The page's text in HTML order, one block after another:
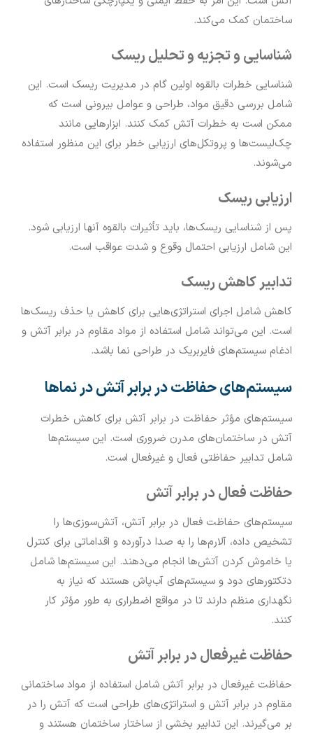
ساختمان کمک می‌کند.
شناسایی و تجزیه و تحلیل ریسک
شناسایی خطرات بالقوه اولین گام در مدیریت ریسک است. این
شامل بررسی دقیق مواد، طراحی و عوامل بیرونی است که
ممکن است به خطرات آتش کمک کنند. ابزارهایی مانند
چک‌لیست‌ها و پروتکل‌های ارزیابی خطر برای این منظور استفاده
می‌شوند.
ارزیابی ریسک
پس از شناسایی ریسک‌ها، باید تأثیرات بالقوه آنها ارزیابی شود.
این شامل ارزیابی احتمال وقوع و شدت عواقب است.
تدابیر کاهش ریسک
کاهش شامل اجرای استراتژی‌هایی برای کاهش یا حذف ریسک‌ها
است. این می‌تواند شامل استفاده از مواد مقاوم در برابر آتش و
ادغام سیستم‌های فایربریک در طراحی نما باشد.
سیستم‌های حفاظت در برابر آتش در نماها
سیستم‌های مؤثر حفاظت در برابر آتش برای کاهش خطرات
آتش در ساختمان‌های مدرن ضروری است. این سیستم‌ها
شامل تدابیر حفاظتی فعال و غیرفعال است.
حفاظت فعال در برابر آتش
سیستم‌های حفاظت فعال در برابر آتش، آتش‌سوزی‌ها را
تشخیص داده، آلارم‌ها را به صدا درآورده و اقداماتی برای کنترل
یا خاموش کردن آتش‌ها انجام می‌دهند. این سیستم‌ها شامل
دتکتورهای دود و سیستم‌های آب‌پاش هستند که نیاز به
نگهداری منظم دارند تا در مواقع اضطراری به طور مؤثر کار
کنند.
حفاظت غیرفعال در برابر آتش
حفاظت غیرفعال در برابر آتش شامل استفاده از مواد ساختمانی
مقاوم در برابر آتش و استراتژی‌های طراحی است که آتش را در
بر می‌گیرند. این تدابیر بخشی از ساختار ساختمان هستند و